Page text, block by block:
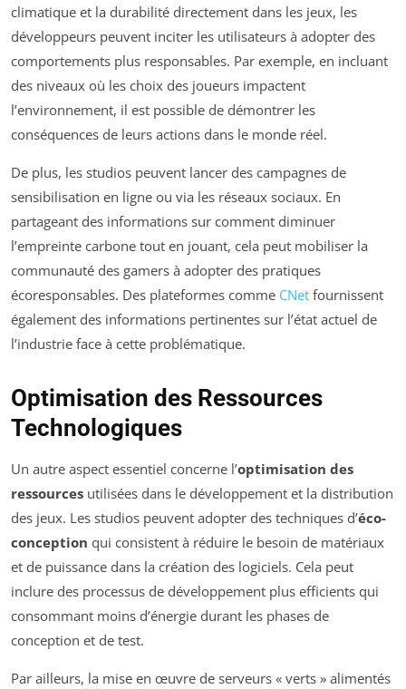
climatique et la durabilité directement dans les jeux, les
développeurs peuvent inciter les utilisateurs à adopter des
comportements plus responsables. Par exemple, en incluant
des niveaux où les choix des joueurs impactent
l’environnement, il est possible de démontrer les
conséquences de leurs actions dans le monde réel.
De plus, les studios peuvent lancer des campagnes de
sensibilisation en ligne ou via les réseaux sociaux. En
partageant des informations sur comment diminuer
l’empreinte carbone tout en jouant, cela peut mobiliser la
communauté des gamers à adopter des pratiques
écoresponsables. Des plateformes comme CNet fournissent
également des informations pertinentes sur l’état actuel de
l’industrie face à cette problématique.
Optimisation des Ressources
Technologiques
Un autre aspect essentiel concerne l’optimisation des
ressources utilisées dans le développement et la distribution
des jeux. Les studios peuvent adopter des techniques d’éco-
conception qui consistent à réduire le besoin de matériaux
et de puissance dans la création des logiciels. Cela peut
inclure des processus de développement plus efficients qui
consommant moins d’énergie durant les phases de
conception et de test.
Par ailleurs, la mise en œuvre de serveurs « verts » alimentés